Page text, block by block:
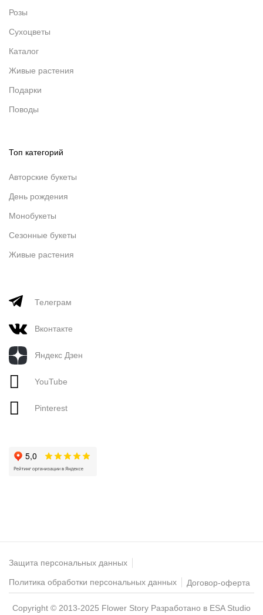
Розы
Сухоцветы
Каталог
Живые растения
Подарки
Поводы
Топ категорий
Авторские букеты
День рождения
Монобукеты
Сезонные букеты
Живые растения
Телеграм
Вконтакте
Яндекс Дзен
YouTube
Pinterest
Защита персональных данных
Политика обработки персональных данных Договор-оферта
Copyright © 2013-2025 Flower Story Разработано в ESA Studio